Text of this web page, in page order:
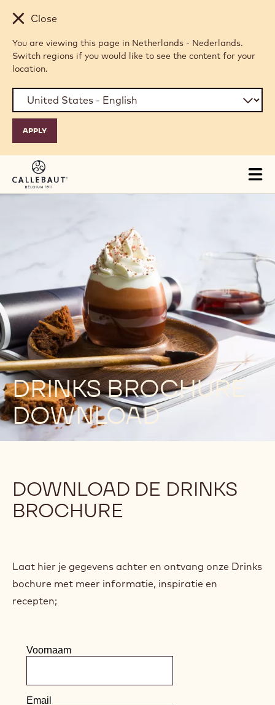
Skip to main content
Close
You are viewing this page in Netherlands - Nederlands.
Switch regions if you would like to see the content for your
location.
DRINKS BROCHURE
DOWNLOAD
DOWNLOAD DE DRINKS
BROCHURE
Laat hier je gegevens achter en ontvang onze Drinks
bochure met meer informatie, inspiratie en
recepten;